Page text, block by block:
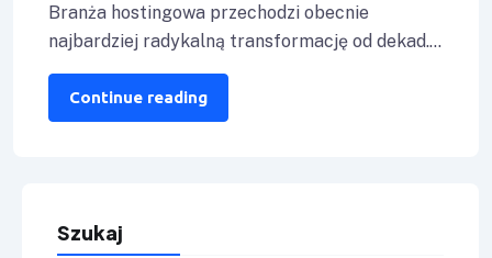
Branża hostingowa przechodzi obecnie
najbardziej radykalną transformację od dekad.
Integracja sztucznej inteligencji, rozwój Edge
Computing oraz rosnące wymagania dotyczące
suwerenności
Continue reading
Szukaj